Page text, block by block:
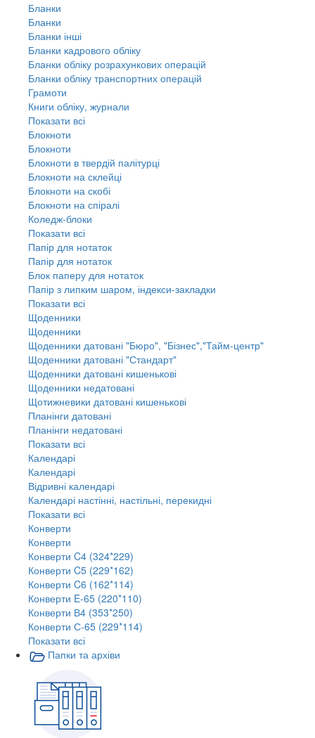
Бланки
Бланки
Бланки інші
Бланки кадрового обліку
Бланки обліку розрахункових операцій
Бланки обліку транспортних операцій
Грамоти
Книги обліку, журнали
Показати всі
Блокноти
Блокноти
Блокноти в твердій палітурці
Блокноти на склейці
Блокноти на скобі
Блокноти на спіралі
Коледж-блоки
Показати всі
Папір для нотаток
Папір для нотаток
Блок паперу для нотаток
Папір з липким шаром, індекси-закладки
Показати всі
Щоденники
Щоденники
Щоденники датовані "Бюро", "Бізнес","Тайм-центр"
Щоденники датовані "Стандарт"
Щоденники датовані кишенькові
Щоденники недатовані
Щотижневики датовані кишенькові
Планінги датовані
Планінги недатовані
Показати всі
Календарі
Календарі
Відривні календарі
Календарі настінні, настільні, перекидні
Показати всі
Конверти
Конверти
Конверти C4 (324*229)
Конверти C5 (229*162)
Конверти C6 (162*114)
Конверти E-65 (220*110)
Конверти В4 (353*250)
Конверти С-65 (229*114)
Показати всі
Папки та архіви